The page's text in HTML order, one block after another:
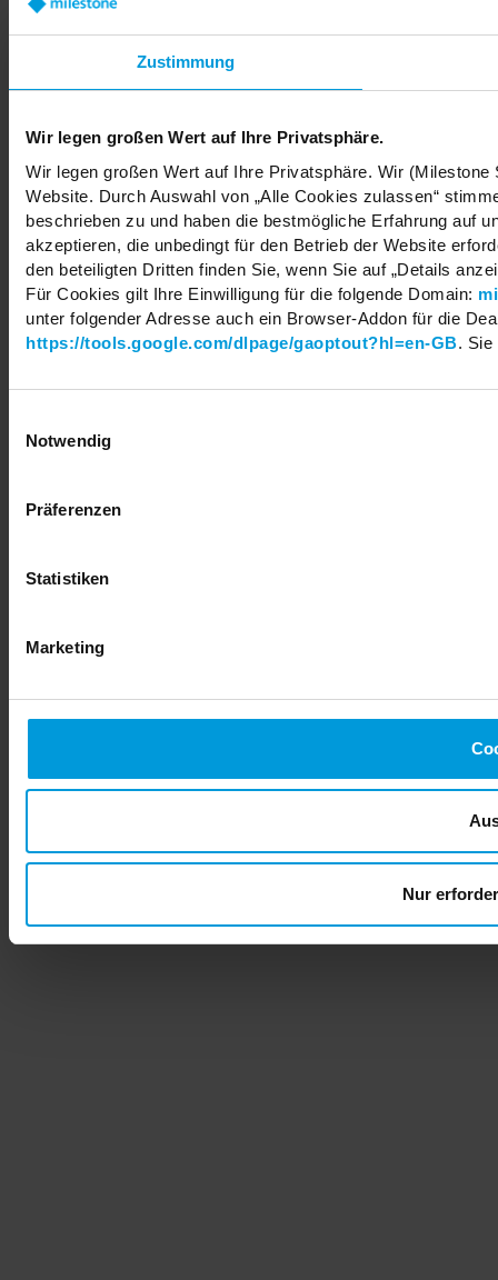
Zustimmung
Wir legen großen Wert auf Ihre Privatsphäre.
Wir legen großen Wert auf Ihre Privatsphäre. Wir
Website. Durch Auswahl von „Alle Cookies zulassen“
beschrieben zu und haben die bestmögliche Erfahrung auf
akzeptieren, die unbedingt für den Betrieb der Website
den beteiligten Dritten finden Sie, wenn Sie auf „Details
Für Cookies gilt Ihre Einwilligung für die folgende Domain:
unter folgender Adresse auch ein Browser-Addon für die
https://tools.google.com/dlpage/gaoptout?hl=en-GB.
Notwendig
Präferenzen
Statistiken
Marketing
Nur
Offices
Share your feedback
Copyright © 2026 Milestone Systems A/S. All rights reserved.